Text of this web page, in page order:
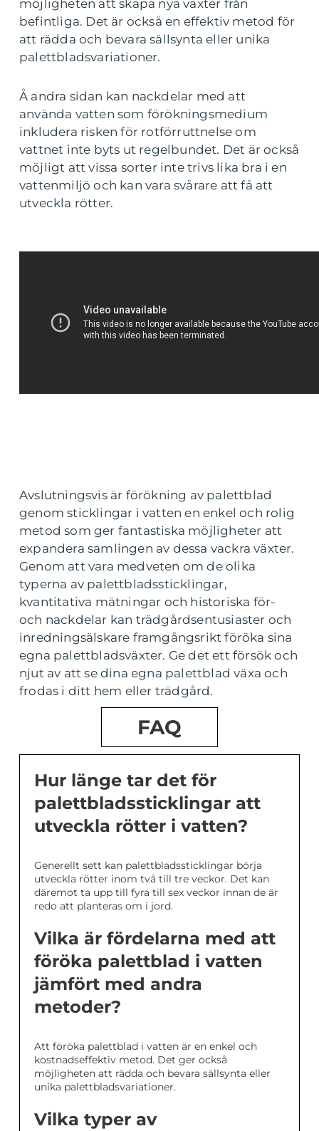
möjligheten att skapa nya växter från
befintliga. Det är också en effektiv metod för
att rädda och bevara sällsynta eller unika
palettbladsvariationer.
Å andra sidan kan nackdelar med att
använda vatten som förökningsmedium
inkludera risken för rotförruttnelse om
vattnet inte byts ut regelbundet. Det är också
möjligt att vissa sorter inte trivs lika bra i en
vattenmiljö och kan vara svårare att få att
utveckla rötter.
Avslutningsvis är förökning av palettblad
genom sticklingar i vatten en enkel och rolig
metod som ger fantastiska möjligheter att
expandera samlingen av dessa vackra växter.
Genom att vara medveten om de olika
typerna av palettbladssticklingar,
kvantitativa mätningar och historiska för-
och nackdelar kan trädgårdsentusiaster och
inredningsälskare framgångsrikt föröka sina
egna palettbladsväxter. Ge det ett försök och
njut av att se dina egna palettblad växa och
frodas i ditt hem eller trädgård.
FAQ
Hur länge tar det för
palettbladssticklingar att
utveckla rötter i vatten?
Generellt sett kan palettbladssticklingar börja
utveckla rötter inom två till tre veckor. Det kan
däremot ta upp till fyra till sex veckor innan de är
redo att planteras om i jord.
Vilka är fördelarna med att
föröka palettblad i vatten
jämfört med andra
metoder?
Att föröka palettblad i vatten är en enkel och
kostnadseffektiv metod. Det ger också
möjligheten att rädda och bevara sällsynta eller
unika palettbladsvariationer.
Vilka typer av